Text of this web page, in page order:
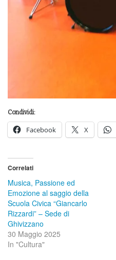
Condividi:
Facebook X
Correlati
Musica, Passione ed
Emozione al saggio della
Scuola Civica “Giancarlo
Rizzardi” – Sede di
Ghivizzano
30 Maggio 2025
In "Cultura"